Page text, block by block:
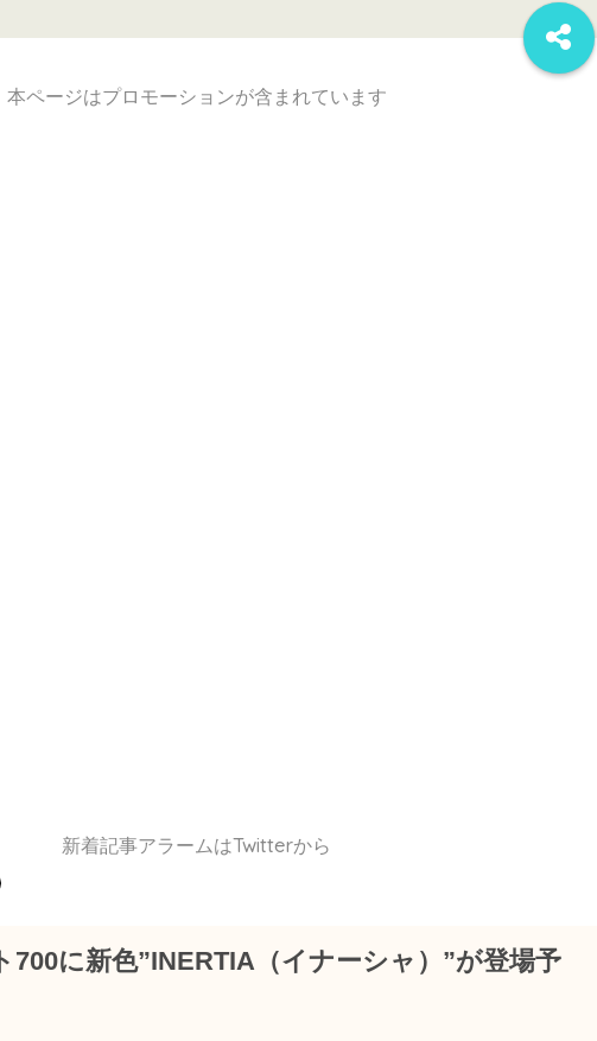
本ページはプロモーションが含まれています
新着記事アラームはTwitterから
700に新色”INERTIA（イナーシャ）”が登場予